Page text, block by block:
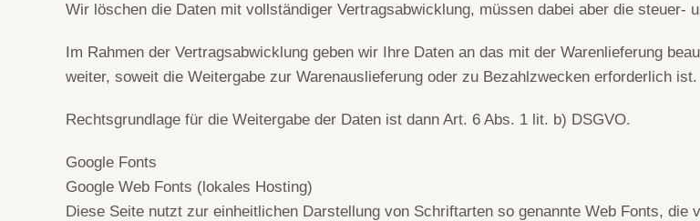
Wir löschen die Daten mit vollständiger Vertragsabwicklung, müssen dabei aber die steuer-
Im Rahmen der Vertragsabwicklung geben wir Ihre Daten an das mit der Warenlieferung
weiter, soweit die Weitergabe zur Warenauslieferung oder zu Bezahlzwecken erforderlich ist.
Rechtsgrundlage für die Weitergabe der Daten ist dann Art. 6 Abs. 1 lit. b) DSGVO.
Google Fonts
Google Web Fonts (lokales Hosting)
Diese Seite nutzt zur einheitlichen Darstellung von Schriftarten so genannte Web Fonts,